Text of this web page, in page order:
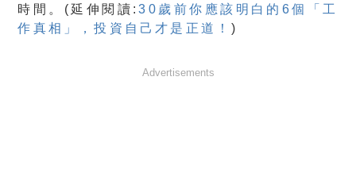
時間。(延伸閱讀:30歲前你應該明白的6個「工
作真相」，投資自己才是正道！)
Advertisements